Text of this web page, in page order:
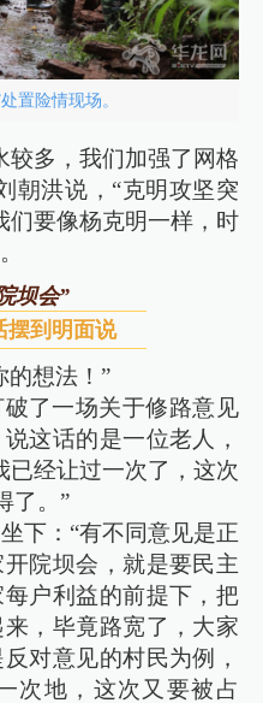
置险情现场。
较多，我们加强了网格
朝洪说，“克明攻坚突
们要像杨克明一样，时
坝会”
摆到明面说
的想法！”
了一场关于修路意见
这话的是一位老人，
已经让过一次了，这次
了。”
下：“有不同意见是正
院坝会，就是要民主
户利益的前提下，把
，毕竟路宽了，大家
对意见的村民为例，
次地，这次又要被占